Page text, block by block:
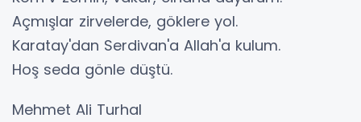
Açmışlar zirvelerde, göklere yol.
Karatay'dan Serdivan'a Allah'a kulum.
Hoş seda gönle düştü.
Mehmet Ali Turhal